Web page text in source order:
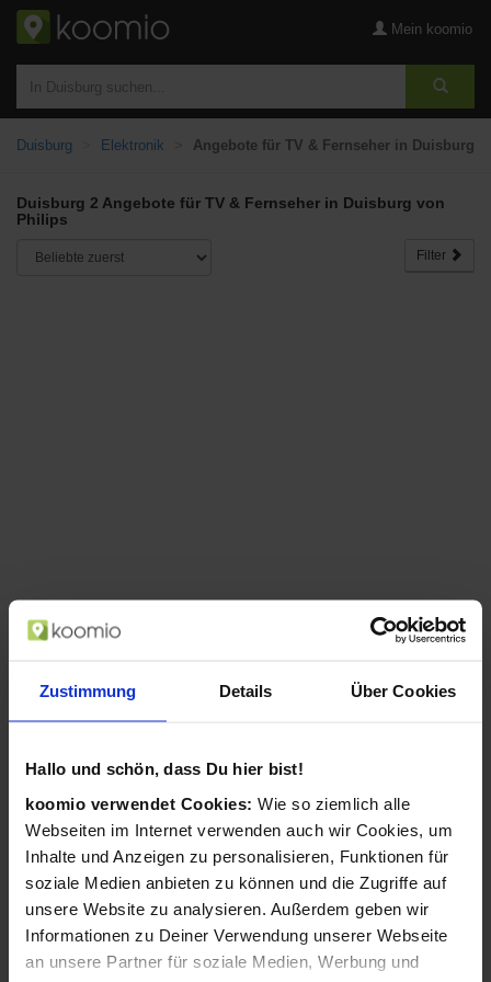
Zustimmung Details Über Cookies
Hallo und schön, dass Du hier bist!
koomio verwendet Cookies: Wie so ziemlich alle
Webseiten im Internet verwenden auch wir Cookies, um
Inhalte und Anzeigen zu personalisieren, Funktionen für
soziale Medien anbieten zu können und die Zugriffe auf
unsere Website zu analysieren. Außerdem geben wir
Informationen zu Deiner Verwendung unserer Webseite
an unsere Partner für soziale Medien, Werbung und
Mein koomio
Duisburg Elektronik Angebote für TV & Fernseher in Duisburg
Duisburg 2 Angebote für TV & Fernseher in Duisburg von
Philips
Filter
Philips LED 32PFS6908 Full HD Ambilight
TV (Anthrazit, Grau)
ab 279,00 €
in 2 Geschäften